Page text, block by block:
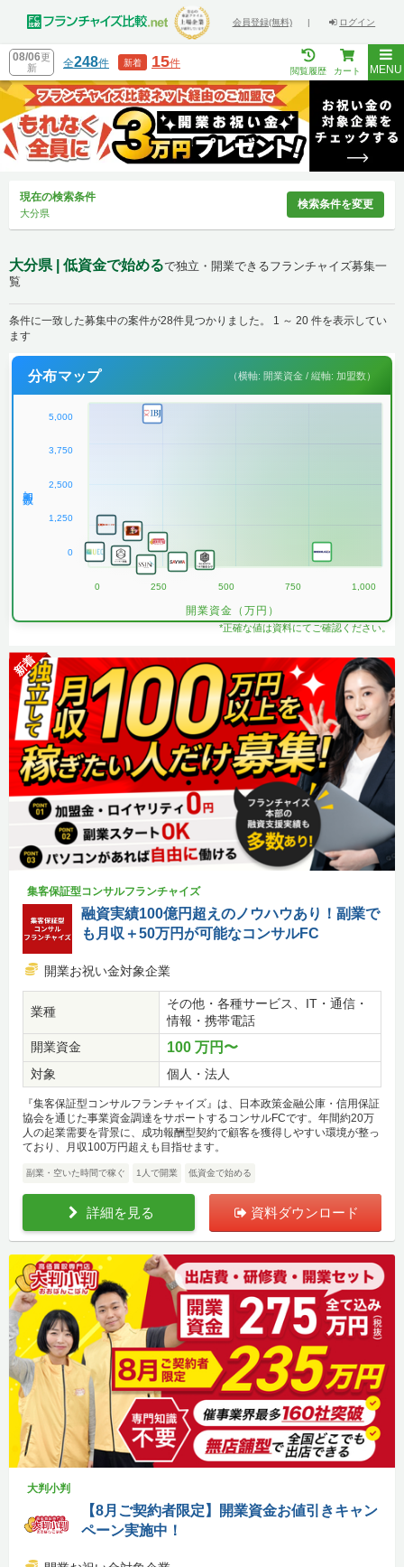
会員登録(無料) | ログイン
08/06更
新
全248件 新着 15件
閲覧履歴 カート MENU
現在の検索条件
大分県
検索条件を変更
大分県 | 低資金で始めるで独立・開業できるフランチャイズ募集一
覧
条件に一致した募集中の案件が28件見つかりました。 1 ～ 20 件を表示してい
ます
分布マップ （横軸: 開業資金 / 縦軸: 加盟数）
5,000
3,750
2,500
1,250
0
0 250 500 750 1,000
開業資金（万円）
*正確な値は資料にてご確認ください。
新着
集客保証型コンサルフランチャイズ
融資実績100億円超えのノウハウあり！副業で
も月収＋50万円が可能なコンサルFC
開業お祝い金対象企業
業種
その他・各種サービス、IT・通信・
情報・携帯電話
開業資金
100 万円〜
対象 個人・法人
『集客保証型コンサルフランチャイズ』は、日本政策金融公庫・信用保証
協会を通じた事業資金調達をサポートするコンサルFCです。年間約20万
人の起業需要を背景に、成功報酬型契約で顧客を獲得しやすい環境が整っ
ており、月収100万円超えも目指せます。
副業・空いた時間で稼ぐ 1人で開業 低資金で始める
詳細を見る 資料ダウンロード
大判小判
【8月ご契約者限定】開業資金お値引きキャン
ペーン実施中！